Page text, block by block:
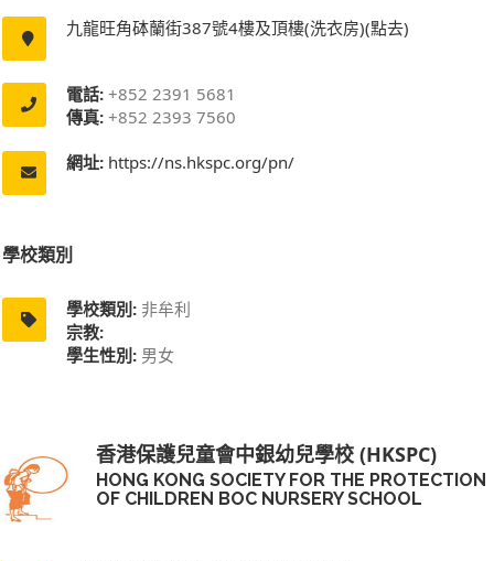
九龍旺角砵蘭街387號4樓及頂樓(洗衣房)(點去)
電話: +852 2391 5681
傳真: +852 2393 7560
網址: https://ns.hkspc.org/pn/
學校類別
學校類別: 非牟利
宗教:
學生性別: 男女
香港保護兒童會中銀幼兒學校 (HKSPC)
HONG KONG SOCIETY FOR THE PROTECTION
OF CHILDREN BOC NURSERY SCHOOL